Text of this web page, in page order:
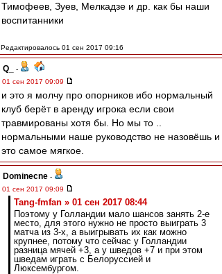
Тимофеев, Зуев, Мелкадзе и др. как бы наши
воспитанники
Редактировалось 01 сен 2017 09:16
Q_
-
01 сен 2017 09:09
и это я молчу про опорников ибо нормальный
клуб берёт в аренду игрока если свои
травмированы хотя бы. Но мы то ..
нормальными наше руководство не назовёшь и
это самое мягкое.
Dominecne -
01 сен 2017 09:09
Tang-fmfan » 01 сен 2017 08:44
Поэтому у Голландии мало шансов занять 2-е
место, для этого нужно не просто выиграть 3
матча из 3-х, а выигрывать их как можно
крупнее, потому что сейчас у Голландии
разница мячей +3, а у шведов +7 и при этом
шведам играть с Белоруссией и
Люксембургом.